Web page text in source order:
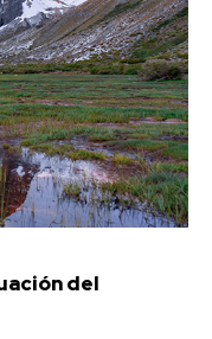
del